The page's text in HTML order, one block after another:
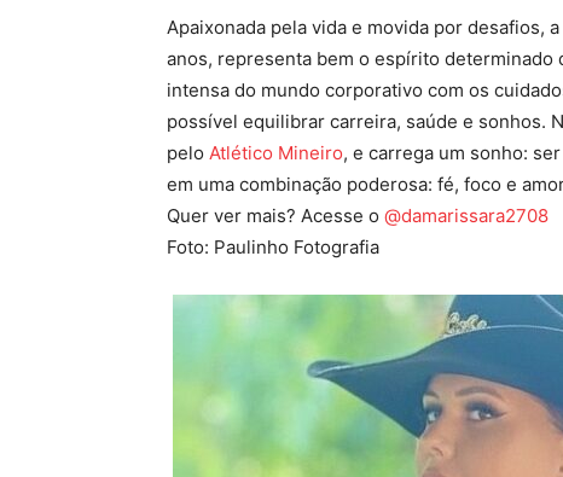
Apaixonada pela vida e movida por desafios,
anos, representa bem o espírito
intensa do mundo corporativo com os
possível equilibrar carreira, saúde e sonhos.
pelo Atlético Mineiro, e carrega um sonho:
em uma combinação poderosa: fé, foco e
Quer ver mais? Acesse o @damarissara2708
Foto: Paulinho Fotografia